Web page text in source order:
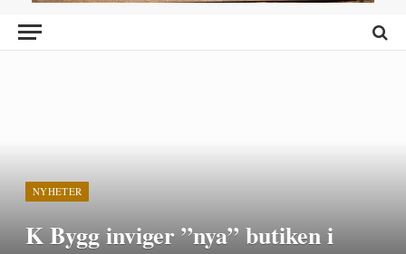
NYHETER
K Bygg inviger ”nya” butiken i